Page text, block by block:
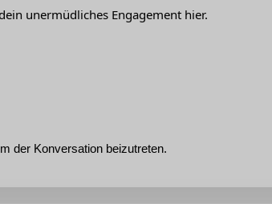
unermüdliches Engagement hier.
der Konversation beizutreten.